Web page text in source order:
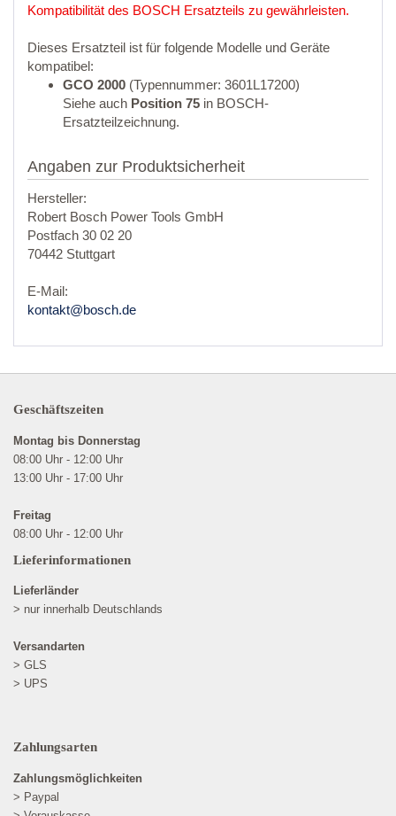
Kompatibilität des BOSCH Ersatzteils zu gewährleisten.
Dieses Ersatzteil ist für folgende Modelle und Geräte
kompatibel:
GCO 2000 (Typennummer: 3601L17200)
Siehe auch Position 75 in BOSCH-
Ersatzteilzeichnung.
Angaben zur Produktsicherheit
Hersteller:
Robert Bosch Power Tools GmbH
Postfach 30 02 20
70442 Stuttgart
E-Mail:
kontakt@bosch.de
Geschäftszeiten
Montag bis Donnerstag
08:00 Uhr - 12:00 Uhr
13:00 Uhr - 17:00 Uhr
Freitag
08:00 Uhr - 12:00 Uhr
Lieferinformationen
Lieferländer
> nur innerhalb Deutschlands
Versandarten
> GLS
> UPS
Zahlungsarten
Zahlungsmöglichkeiten
> Paypal